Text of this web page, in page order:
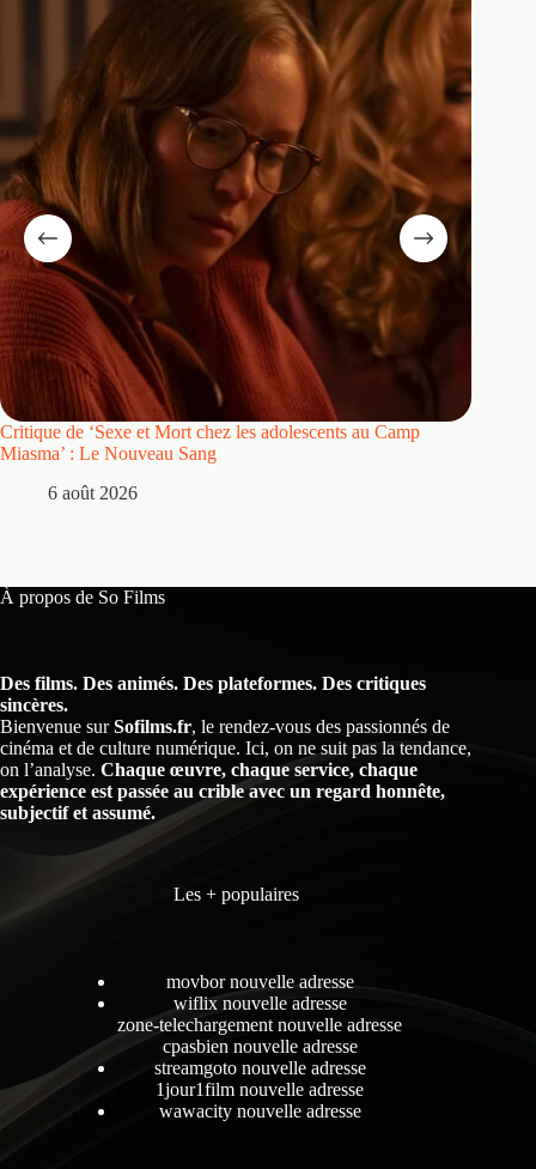
Critique de ‘Sexe et Mort chez les adolescents au Camp
Miasma’ : Le Nouveau Sang
6 août 2026
À propos de So Films
Des films. Des animés. Des plateformes. Des critiques
sincères.
Bienvenue surSofilms.fr, le rendez-vous des passionnés de
cinéma et de culture numérique. Ici, on ne suit pas la tendance,
on l’analyse. Chaque œuvre, chaque service, chaque
expérience est passée au crible avec un regard honnête,
subjectif et assumé.
Les + populaires
movbor nouvelle adresse
wiflix nouvelle adresse
zone-telechargement nouvelle adresse
cpasbien nouvelle adresse
streamgoto nouvelle adresse
1jour1film nouvelle adresse
wawacity nouvelle adresse